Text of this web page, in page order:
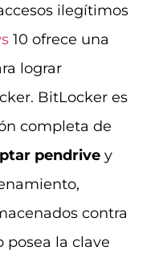
ilegítimos
10 ofrece una
lograr
BitLocker es
completa de
pendrivey
contra
posea la clave